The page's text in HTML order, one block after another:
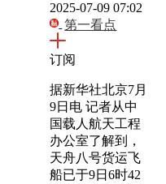
2025-07-09 07:02
第一看点
订阅
据新华社北京7月
9日电 记者从中
国载人航天工程
办公室了解到，
天舟八号货运飞
船已于9日6时42